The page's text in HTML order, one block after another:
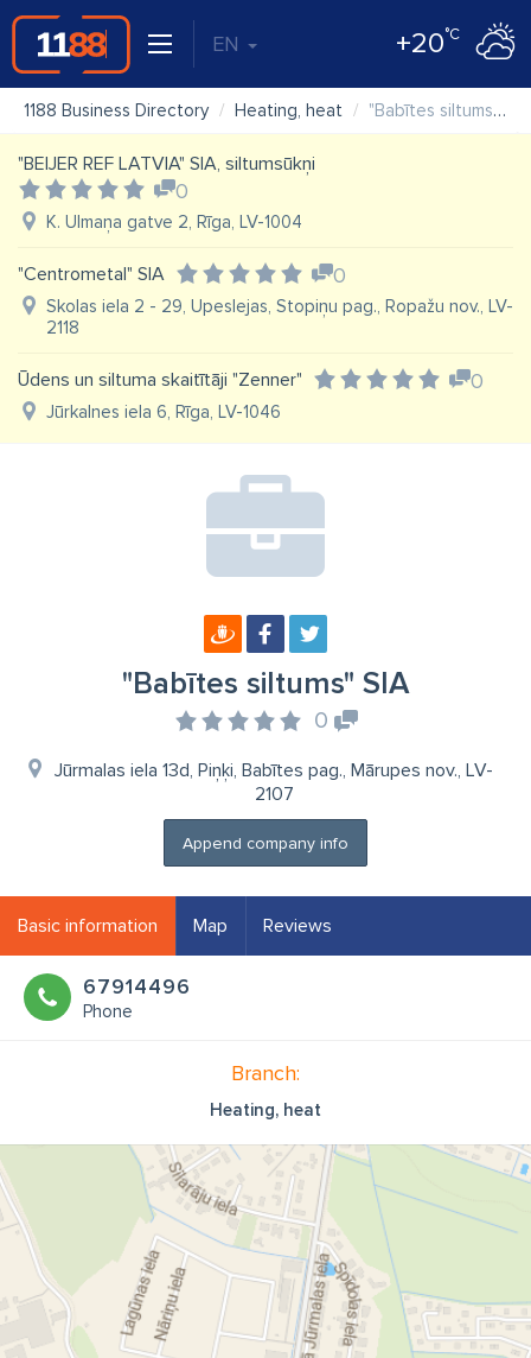
EN +20°C
1188 Business Directory Heating, heat "Babītes siltums" SIA
"BEIJER REF LATVIA" SIA, siltumsūkņi
0
K. Ulmaņa gatve 2, Rīga, LV-1004
"Centrometal" SIA 0
Skolas iela 2 - 29, Upeslejas, Stopiņu pag., Ropažu nov., LV-
2118
Ūdens un siltuma skaitītāji "Zenner" 0
Jūrkalnes iela 6, Rīga, LV-1046
"Babītes siltums" SIA
0
Jūrmalas iela 13d, Piņķi, Babītes pag., Mārupes nov., LV-
2107
Append company info
Basic information Map Reviews
67914496
Phone
Branch:
Heating, heat